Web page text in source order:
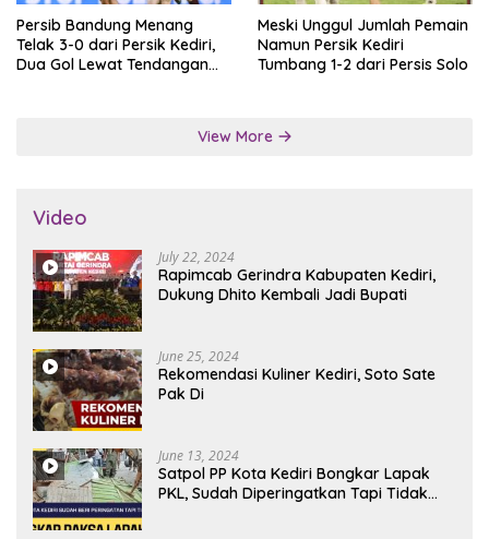
Persib Bandung Menang
Telak 3-0 dari Persik Kediri,
Dua Gol Lewat Tendangan
Meski Unggul Jumlah Pemain
Namun Persik Kediri
Tumbang 1-2 dari Persis Solo
View More
Video
July 22, 2024
Rapimcab Gerindra Kabupaten Kediri,
Dukung Dhito Kembali Jadi Bupati
June 25, 2024
Rekomendasi Kuliner Kediri, Soto Sate
Pak Di
June 13, 2024
Satpol PP Kota Kediri Bongkar Lapak
PKL, Sudah Diperingatkan Tapi Tidak